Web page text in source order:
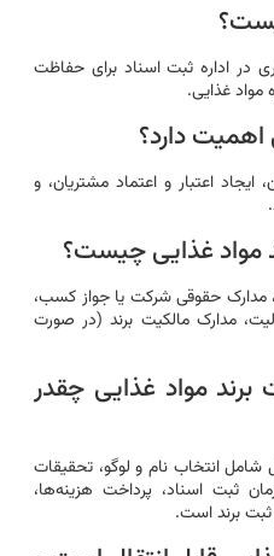
در اداره ثبت اسناد برای حفاظت
مواد غذایی.
اهمیت دارد؟
ایجاد اعتبار و اعتماد مشتریان، و
مواد غذایی چیست؟
مدارک حقوقی شرکت یا جواز کسب،
مدارک مالکیت برند (در صورت
مواد غذایی چقدر
تا 2 ماه؛ مراحل شامل انتخاب نام و لوگو، تحقیقات
ثبت اسناد، پرداخت هزینه‌ها،
برند است.